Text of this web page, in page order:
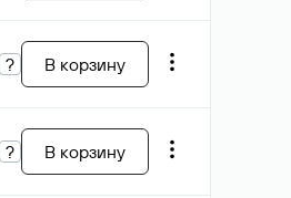
? В корзину
? В корзину